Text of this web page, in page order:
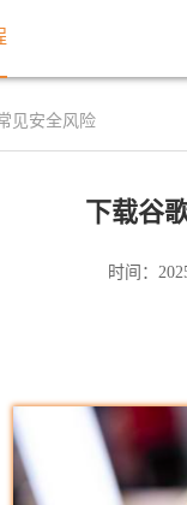
见安全风险
下载谷
时间：